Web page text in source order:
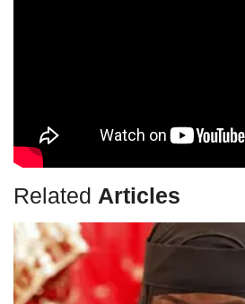
Related Articles